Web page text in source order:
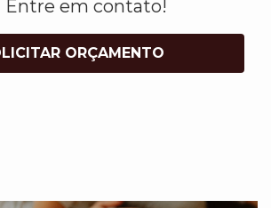
Entre em contato!
ORÇAMENTO